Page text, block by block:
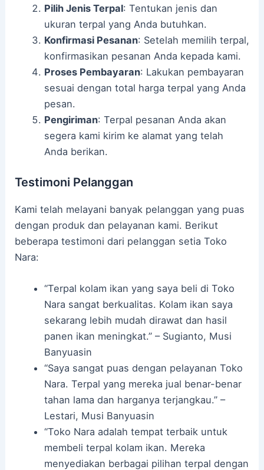
Pilih Jenis Terpal: Tentukan jenis dan
ukuran terpal yang Anda butuhkan.
Konfirmasi Pesanan: Setelah memilih terpal,
konfirmasikan pesanan Anda kepada kami.
Proses Pembayaran: Lakukan pembayaran
sesuai dengan total harga terpal yang Anda
pesan.
Pengiriman: Terpal pesanan Anda akan
segera kami kirim ke alamat yang telah
Anda berikan.
Testimoni Pelanggan
Kami telah melayani banyak pelanggan yang puas
dengan produk dan pelayanan kami. Berikut
beberapa testimoni dari pelanggan setia Toko
Nara:
“Terpal kolam ikan yang saya beli di Toko
Nara sangat berkualitas. Kolam ikan saya
sekarang lebih mudah dirawat dan hasil
panen ikan meningkat.” – Sugianto, Musi
Banyuasin
“Saya sangat puas dengan pelayanan Toko
Nara. Terpal yang mereka jual benar-benar
tahan lama dan harganya terjangkau.” –
Lestari, Musi Banyuasin
“Toko Nara adalah tempat terbaik untuk
membeli terpal kolam ikan. Mereka
menyediakan berbagai pilihan terpal dengan